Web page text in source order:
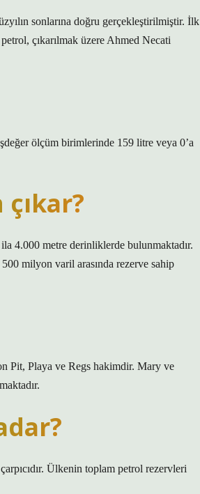
sonlarına doğru gerçekleştirilmiştir. İlk
çıkarılmak üzere Ahmed Necati
ölçüm birimlerinde 159 litre veya 0’a
4.000 metre derinliklerde bulunmaktadır.
milyon varil arasında rezerve sahip
Pit, Playa ve Regs hakimdir. Mary ve
Ülkenin toplam petrol rezervleri